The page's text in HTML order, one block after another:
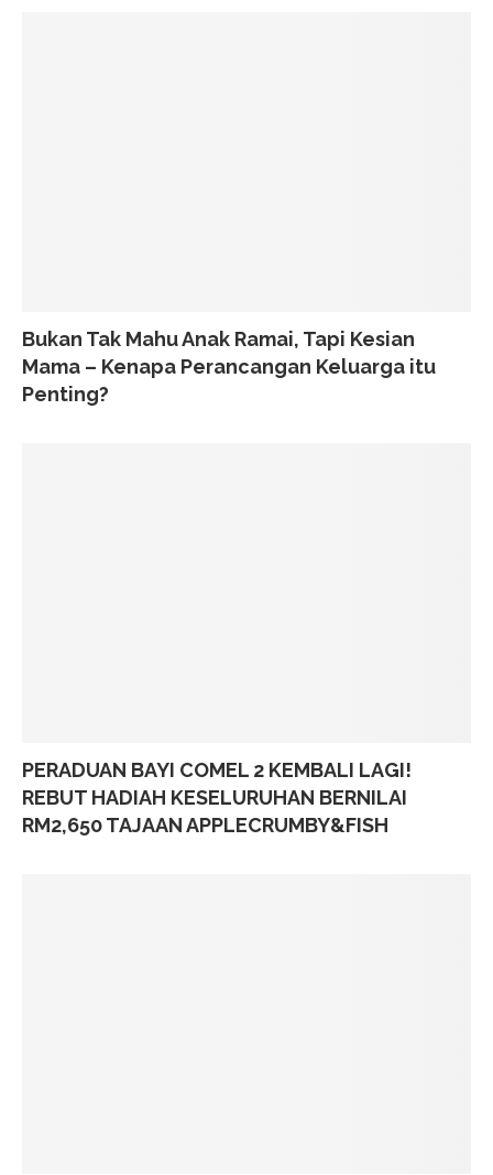
Bukan Tak Mahu Anak Ramai, Tapi Kesian
Mama – Kenapa Perancangan Keluarga itu
Penting?
PERADUAN BAYI COMEL 2 KEMBALI LAGI!
REBUT HADIAH KESELURUHAN BERNILAI
RM2,650 TAJAAN APPLECRUMBY&FISH